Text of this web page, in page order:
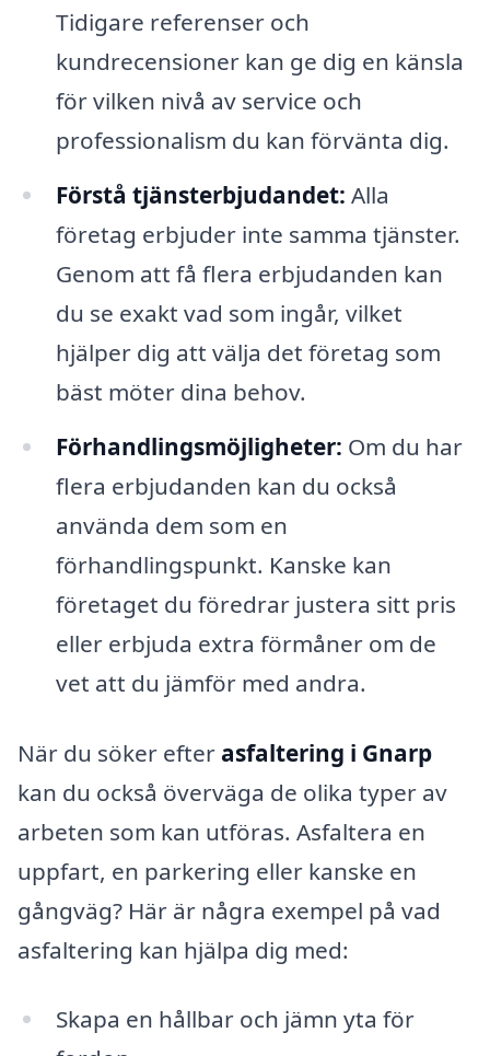
Tidigare referenser och
kundrecensioner kan ge dig en känsla
för vilken nivå av service och
professionalism du kan förvänta dig.
Förstå tjänsterbjudandet: Alla
företag erbjuder inte samma tjänster.
Genom att få flera erbjudanden kan
du se exakt vad som ingår, vilket
hjälper dig att välja det företag som
bäst möter dina behov.
Förhandlingsmöjligheter: Om du har
flera erbjudanden kan du också
använda dem som en
förhandlingspunkt. Kanske kan
företaget du föredrar justera sitt pris
eller erbjuda extra förmåner om de
vet att du jämför med andra.
När du söker efter asfaltering i Gnarp
kan du också överväga de olika typer av
arbeten som kan utföras. Asfaltera en
uppfart, en parkering eller kanske en
gångväg? Här är några exempel på vad
asfaltering kan hjälpa dig med:
Skapa en hållbar och jämn yta för